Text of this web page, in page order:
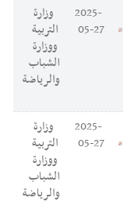
2025-
05-27
وزارة
التربية
ووزارة
الشباب
والرياضة
2025-
05-27
وزارة
التربية
ووزارة
الشباب
والرياضة